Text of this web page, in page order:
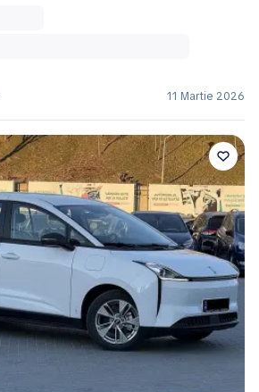
11 Martie 2026